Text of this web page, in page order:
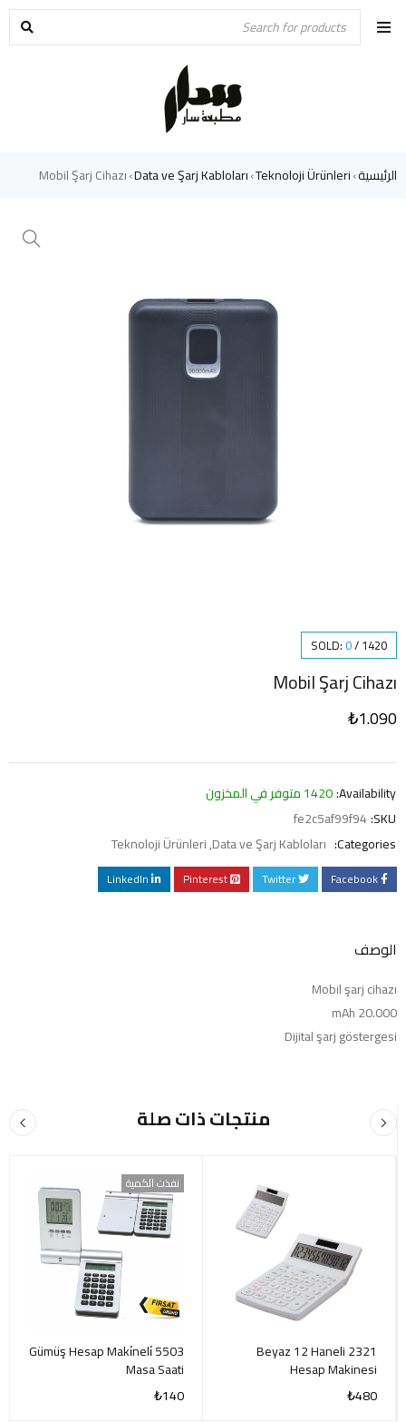
الرئيسية›
Teknoloji Ürünleri
›
Data ve Şarj Kabloları
›
Mobil Şarj Cihazı
SOLD: 0/1420
Mobil Şarj Cihazı
₺1.090
Availability: 1420 متوفر في المخزون
SKU:
fe2c5af99f94
Categories:
Data ve Şarj Kabloları
,
Teknoloji Ürünleri
Facebook
Twitter
Pinterest
LinkedIn
الوصف
Mobil şarj cihazı
20.000 mAh
Dijital şarj göstergesi
منتجات ذات صلة
2321 Beyaz 12 Haneli
Hesap Makinesi
₺480
نفذت الكمية
5503 Gümüş Hesap Maki̇neli̇
Masa Saati
₺140